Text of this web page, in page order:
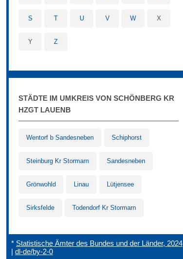
S T U V W X
Y Z
STÄDTE IM UMKREIS VON SCHÖNBERG KR
HZGT LAUENB
Wentorf b Sandesneben Schiphorst
Steinburg Kr Stormarn Sandesneben
Grönwohld Linau Lütjensee
Sirksfelde Todendorf Kr Stormarn
* Statistische Ämter des Bundes und der Länder, 2024
| dl-de/by-2-0